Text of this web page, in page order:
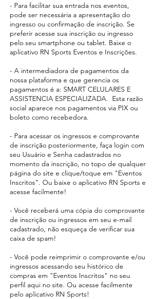
- Para facilitar sua entrada nos eventos,
pode ser necessária a apresentação do
ingresso ou confirmação de inscrição. Se
preferir acesse sua inscrição ou ingresso
pelo seu smartphone ou tablet. Baixe o
aplicativo RN Sports Eventos e Inscrições.
- A intermediadora de pagamentos da
nossa plataforma e que gerencia os
pagamentos é a: SMART CELULARES E
ASSISTENCIA ESPECIALIZADA. Esta razão
social aparece nos pagamentos via PIX ou
boleto como recebedora.​
- Para acessar os ingressos e comprovante
de inscrição posteriormente, faça login com
seu Usuário e Senha cadastrados no
momento da inscrição, no topo de qualquer
página do site e clique/toque em "Eventos
Inscritos". Ou baixe o aplicativo RN Sports e
acesse facilmente!
- Você receberá uma cópia do comprovante
de inscrição ou ingressos em seu e-mail
cadastrado, não esqueça de verificar sua
caixa de spam!
- Você pode reimprimir o comprovante e/ou
ingressos acessando seu histórico de
compras em "Eventos Inscritos" no seu
perfil aqui no site. Ou acesse facilmente
pelo aplicativo RN Sports!